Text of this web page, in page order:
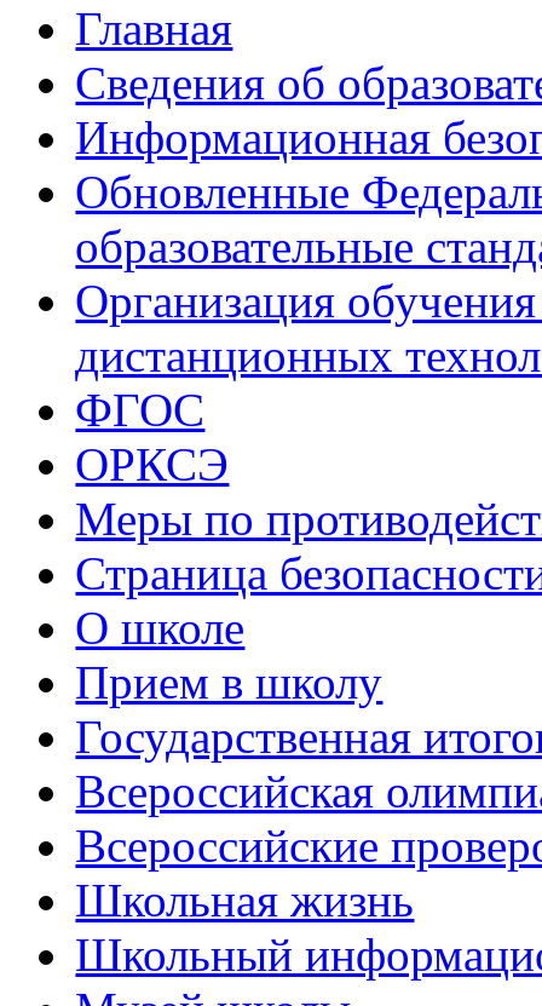
Главная
Сведения об
Информационная
Обновленные
образовательные
Организация
дистанционных
ФГОС
ОРКСЭ
Меры по
Страница
О школе
Прием в школу
Государственная
Всероссийская
Всероссийские
Школьная жизнь
Школьный